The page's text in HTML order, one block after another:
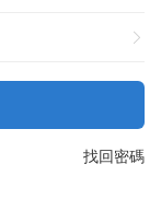
找回密碼